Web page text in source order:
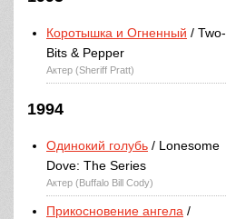
Коротышка и Огненный / Two-
Bits & Pepper
Актер (Sheriff Pratt)
1994
Одинокий голубь / Lonesome
Dove: The Series
Актер (Buffalo Bill Cody)
Прикосновение ангела /